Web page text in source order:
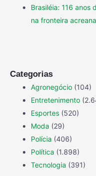
Brasiléia: 116 anos
na fronteira acreana
Categorias
Agronegócio (104)
Entretenimento
Esportes (520)
Moda (29)
Polícia (406)
Política (1.898)
Tecnologia (391)